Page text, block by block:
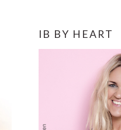
PRIMÆR
IB BY HEART